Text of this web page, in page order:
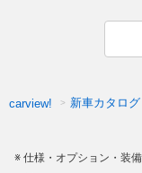
carview! 新車カタログ
仕様・オプション・装